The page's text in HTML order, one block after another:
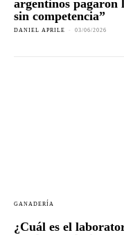
argentinos pagaron
sin competencia”
DANIEL APRILE - 03/06/2026
GANADERÍA
¿Cuál es el